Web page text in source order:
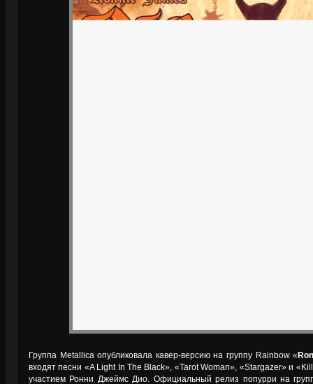
Группа Metallica опубликовала кавер-версию на группу Rainbow «
входят песни «A Light In The Black», «Tarot Woman», «Stargazer» и
участием Ронни Джеймс Дио. Официальный релиз попурри на